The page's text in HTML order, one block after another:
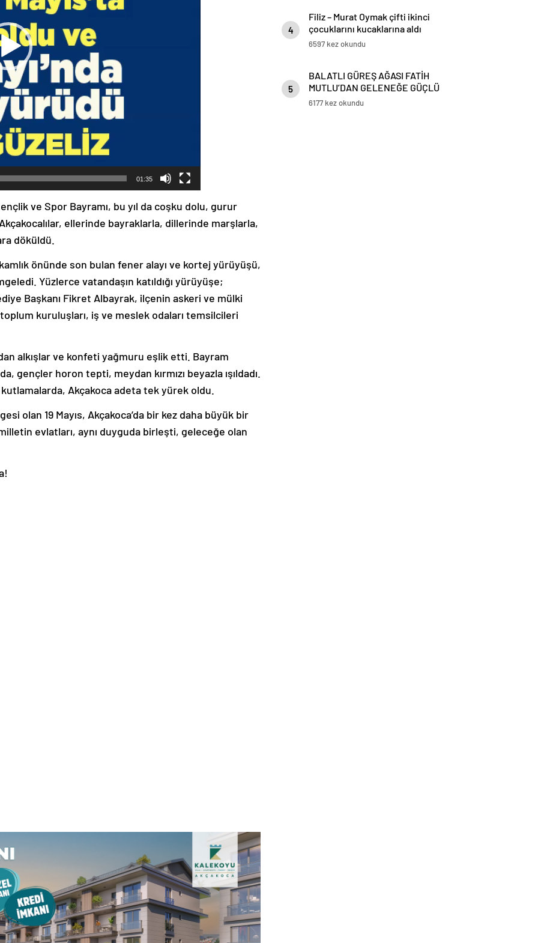
01:35
ve Spor Bayramı, bu yıl da coşku dolu, gurur
ellerinde bayraklarla, dillerinde marşlarla,
döküldü.
önünde son bulan fener alayı ve kortej yürüyüşü,
Yüzlerce vatandaşın katıldığı yürüyüşe;
Başkanı Fikret Albayrak, ilçenin askeri ve mülki
kuruluşları, iş ve meslek odaları temsilcileri
alkışlar ve konfeti yağmuru eşlik etti. Bayram
gençler horon tepti, meydan kırmızı beyazla ışıldadı.
Akçakoca adeta tek yürek oldu.
olan 19 Mayıs, Akçakoca’da bir kez daha büyük bir
evlatları, aynı duyguda birleşti, geleceğe olan
4
Filiz – Murat Oymak çifti ikinci
çocuklarını kucaklarına aldı
6597 kez okundu
5
BALATLI GÜREŞ AĞASI FATİH
MUTLU’DAN GELENEĞE GÜÇLÜ
DESTEK!
6177 kez okundu